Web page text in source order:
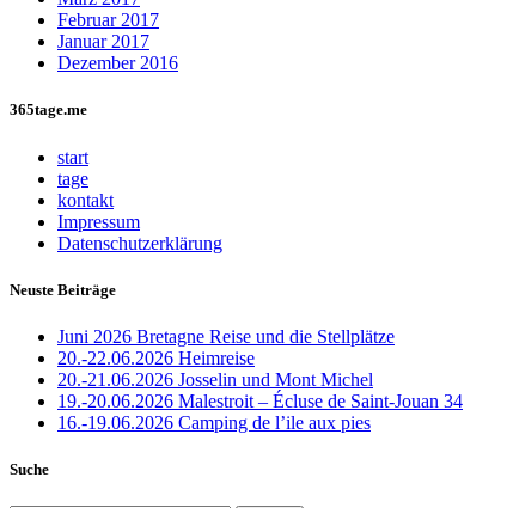
Februar 2017
Januar 2017
Dezember 2016
365tage.me
start
tage
kontakt
Impressum
Datenschutzerklärung
Neuste Beiträge
Juni 2026 Bretagne Reise und die Stellplätze
20.-22.06.2026 Heimreise
20.-21.06.2026 Josselin und Mont Michel
19.-20.06.2026 Malestroit – Écluse de Saint-Jouan 34
16.-19.06.2026 Camping de l’ile aux pies
Suche